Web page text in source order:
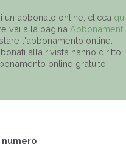
numero
un abbonato online, clicca qui
vai alla pagina Abbonamenti
l'abbonamento online.
alla rivista hanno diritto
online gratuito!